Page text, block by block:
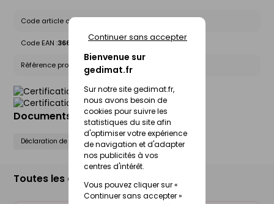
Bienvenue sur
gedimat.fr
Sur notre site gedimat.fr,
nous avons besoin de
cookies pour suivre les
statistiques du site afin
d'optimiser votre expérience
de navigation et d'adapter
nos publicités à vos
centres d'intérêt.
Vous pouvez cliquer sur «
Continuer sans accepter »
Continuer sans accepter
Code article chez le fournisseur :
Code EAN :3660609114514
Référence produit nationale Gedimat :
Documents liés
Déclaration de performance (DOP)
Toutes les déclinaisons